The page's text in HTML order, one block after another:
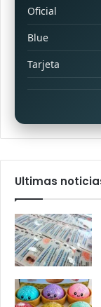
Oficial
Blue
Tarjeta
Ultimas